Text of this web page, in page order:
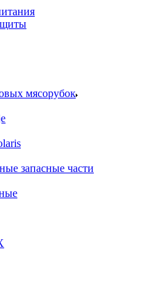
мясорубок
запасные части